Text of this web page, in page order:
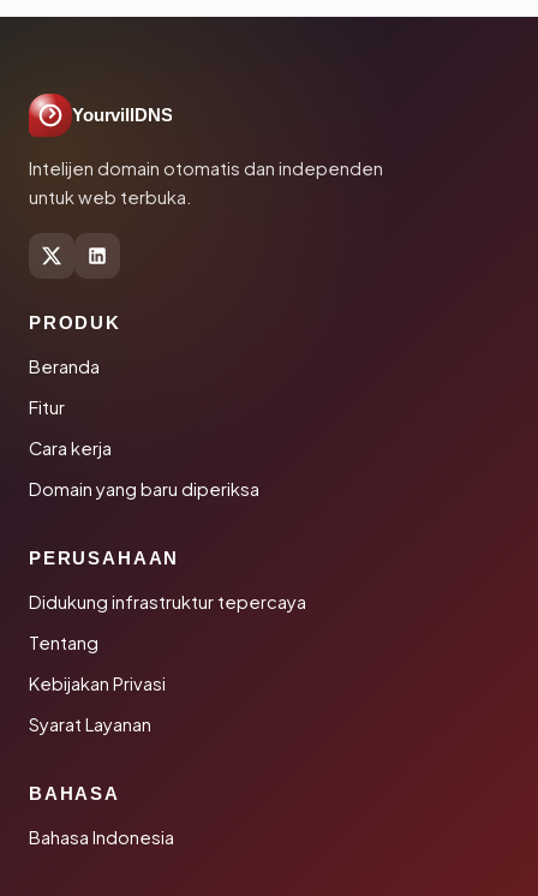
YourvillDNS
Intelijen domain otomatis dan independen
untuk web terbuka.
PRODUK
Beranda
Fitur
Cara kerja
Domain yang baru diperiksa
PERUSAHAAN
Didukung infrastruktur tepercaya
Tentang
Kebijakan Privasi
Syarat Layanan
BAHASA
Bahasa Indonesia